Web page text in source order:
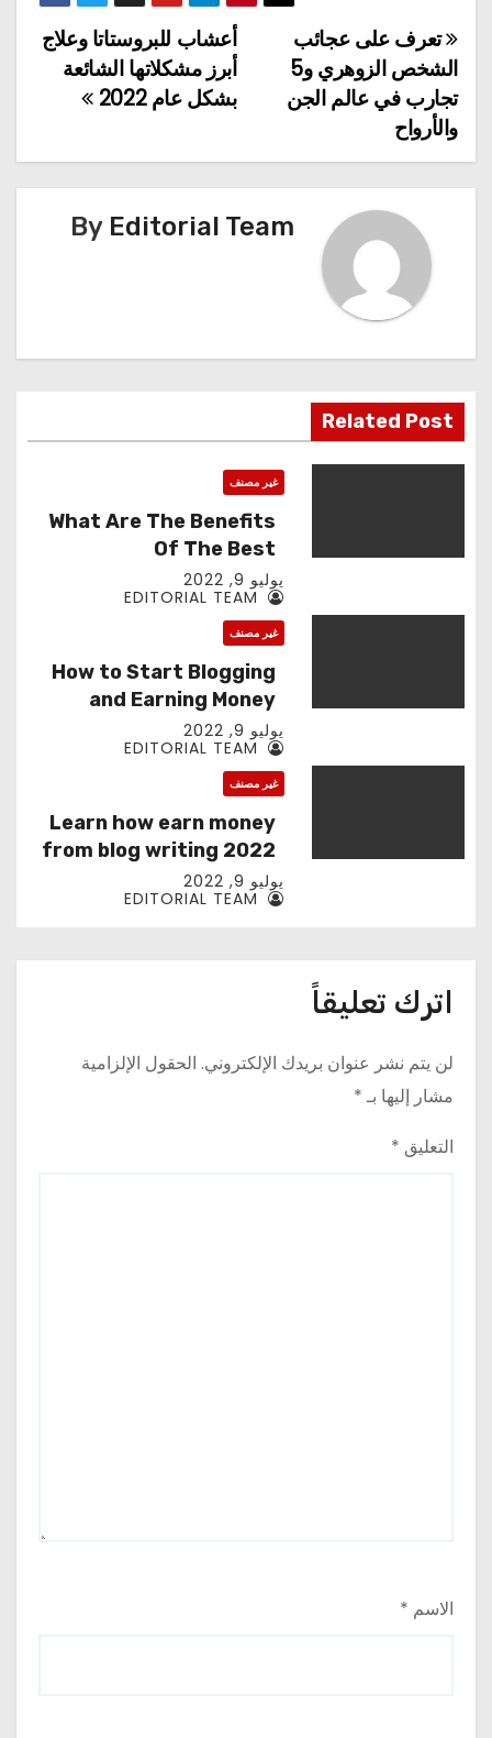
تصفّح
المقالات
أعشاب للبروستاتا وعلاج
أبرز مشكلاتها الشائعة
بشكل عام 2022
تعرف على عجائب
الشخص الزوهري و5
تجارب في عالم الجن
والأرواح
By Editorial Team
Related Post
غير مصنف
What Are The Benefits
Of The Best
Cryptocurrency App
Mining?
يوليو 9, 2022
غير مصنف
How to Start Blogging
and Earning Money
يوليو 9, 2022
غير مصنف
Learn how earn money
from blog writing 2022
يوليو 9, 2022
اترك تعليقاً
لن يتم نشر عنوان بريدك الإلكتروني. الحقول الإلزامية
مشار إليها بـ*
التعليق *
الاسم *